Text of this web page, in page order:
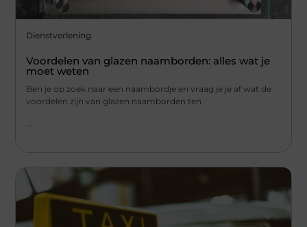
Dienstverlening
Voordelen van glazen naamborden: alles wat je
moet weten
Ben je op zoek naar een naambordje en vraag je je af wat de
voordelen zijn van glazen naamborden ten
...